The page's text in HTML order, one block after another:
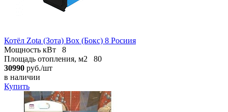
Котёл Zota (Зота) Box (Бокс) 8 Росиия
Мощность кВт
8
Площадь отопления, м2
80
30990 руб./шт
в наличии
Купить